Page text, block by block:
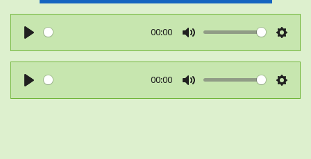
l
a
y
00:00
u
t
e
e
t
t
00:00